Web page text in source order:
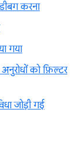
करना
गया
को फ़िल्टर
जोड़ी गई